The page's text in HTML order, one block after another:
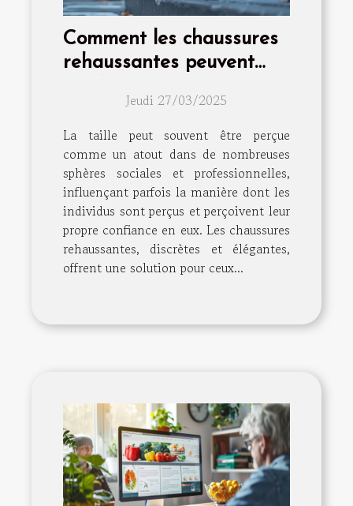
Comment les chaussures
rehaussantes peuvent
Jeudi 27/03/2025
La taille peut souvent être perçue
comme un atout dans de nombreuses
sphères sociales et professionnelles,
influençant parfois la manière dont les
individus sont perçus et perçoivent leur
propre confiance en eux. Les chaussures
rehaussantes, discrètes et élégantes,
offrent une solution pour ceux...